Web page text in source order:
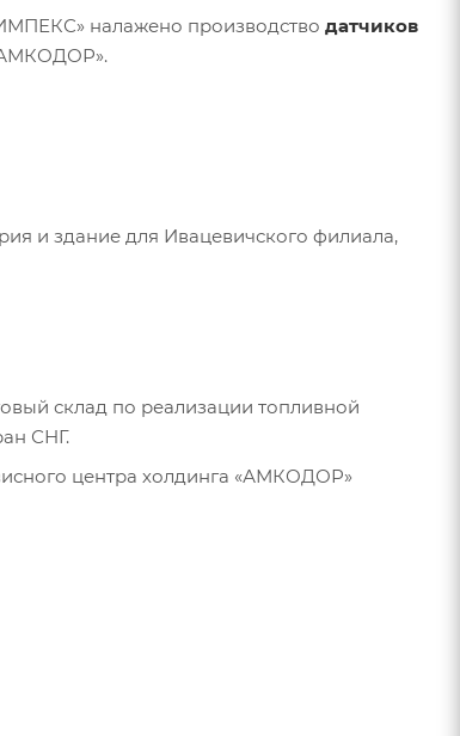
налажено производство датчиков
и здание для Ивацевичского филиала,
склад по реализации топливной
СНГ.
центра холдинга «АМКОДОР»